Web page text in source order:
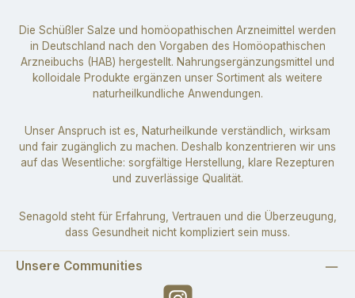
Die Schüßler Salze und homöopathischen Arzneimittel werden
in Deutschland nach den Vorgaben des Homöopathischen
Arzneibuchs (HAB) hergestellt. Nahrungsergänzungsmittel und
kolloidale Produkte ergänzen unser Sortiment als weitere
naturheilkundliche Anwendungen.
Unser Anspruch ist es, Naturheilkunde verständlich, wirksam
und fair zugänglich zu machen. Deshalb konzentrieren wir uns
auf das Wesentliche: sorgfältige Herstellung, klare Rezepturen
und zuverlässige Qualität.
Senagold steht für Erfahrung, Vertrauen und die Überzeugung,
dass Gesundheit nicht kompliziert sein muss.
Unsere Communities